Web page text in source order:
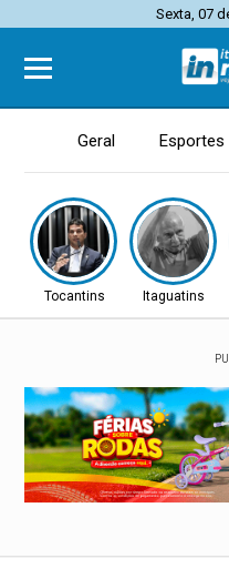
Sexta, 07
Geral Esportes
Tocantins Itaguatins